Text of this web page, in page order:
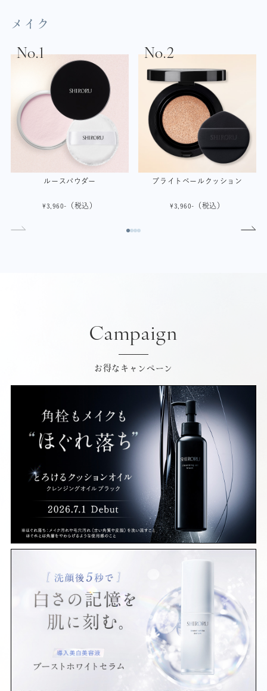
メイク
ルースパウダー
¥3,960- （税込）
ブライトベールクッション
¥3,960- （税込）
Campaign
お得なキャンペーン